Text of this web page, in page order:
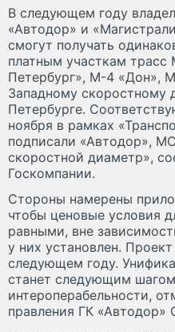
В следующем году
«Автодор» и
смогут получать
платным участкам
Петербург», М-4 «Дон»,
Западному скоростному
Петербурге.
ноября в рамках
подписали «Автодор»,
скоростной диаметр»,
Госкомпании.
Стороны намерены
чтобы ценовые условия
равными, вне
у них установлен.
следующем году.
станет следующим
интероперабельности,
правления ГК «Автодор»